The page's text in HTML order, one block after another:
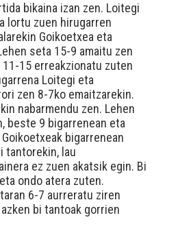
bikaina izan zen. Loitegi
lortu zuen hirugarren
Goikoetxea eta
seta 15-9 amaitu zen
15 erreakzionatu zuten
Loitegi eta
zen 8-7ko emaitzarekin.
nabarmendu zen. Lehen
beste 9 bigarrenean eta
bigarrenean
tantorekin, lau
ez zuen akatsik egin. Bi
ondo atera zuten.
6-7 aurreratu ziren
bi tantoak gorrien